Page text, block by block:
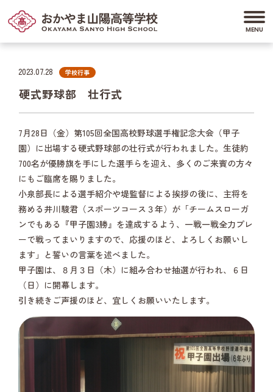
2023.07.28 学校行事
硬式野球部 壮行式
7月28日（金）第105回全国高校野球選手権記念大会（甲子
園）に出場する硬式野球部の壮行式が行われました。生徒約
700名が優勝旗を手にした選手らを迎え、多くのご来賓の方々
にもご臨席を賜りました。
小泉部長による選手紹介や堤監督による挨拶の後に、主将を
務める井川駿君（スポーツコース３年）が「チームスローガ
ンでもある『甲子園3勝』を達成するよう、一戦一戦全力プレ
ーで戦ってまいりますので、応援のほど、よろしくお願いし
ます」と誓いの言葉を述べました。
甲子園は、８月３日（木）に組み合わせ抽選が行われ、６日
（日）に開幕します。
引き続きご声援のほど、宜しくお願いいたします。